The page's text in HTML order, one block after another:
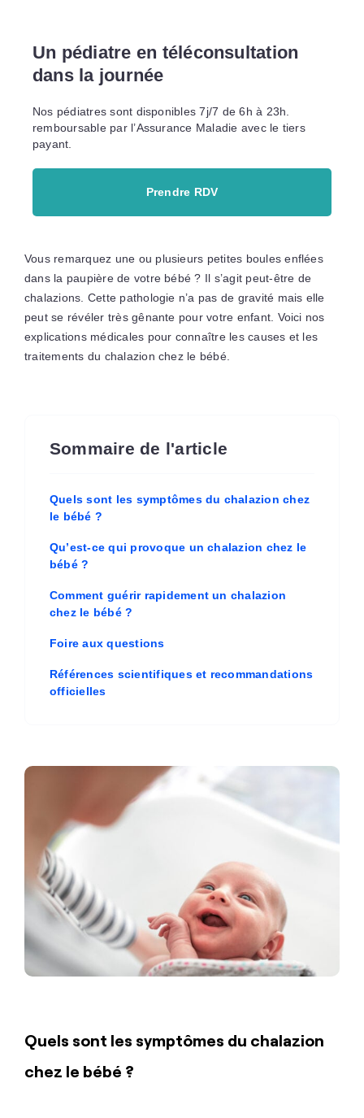
Un pédiatre en téléconsultation
dans la journée
Nos pédiatres sont disponibles 7j/7 de 6h à 23h.
remboursable par l’Assurance Maladie avec le tiers
payant.
Prendre RDV
Vous remarquez une ou plusieurs petites boules enflées
dans la paupière de votre bébé ? Il s’agit peut-être de
chalazions. Cette pathologie n’a pas de gravité mais elle
peut se révéler très gênante pour votre enfant. Voici nos
explications médicales pour connaître les causes et les
traitements du chalazion chez le bébé.
Sommaire de l'article
Quels sont les symptômes du chalazion chez
le bébé ?
Qu’est-ce qui provoque un chalazion chez le
bébé ?
Comment guérir rapidement un chalazion
chez le bébé ?
Foire aux questions
Références scientifiques et recommandations
officielles
Quels sont les symptômes du chalazion
chez le bébé ?